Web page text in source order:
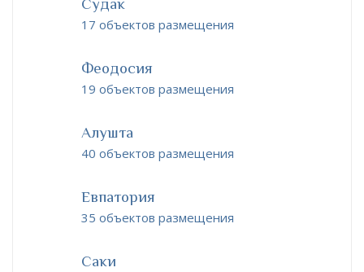
Судак
17 объектов размещения
Феодосия
19 объектов размещения
Алушта
40 объектов размещения
Евпатория
35 объектов размещения
Саки